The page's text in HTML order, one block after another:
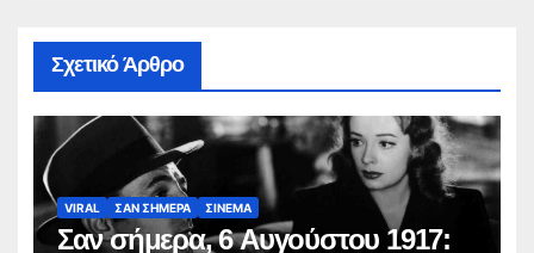
Σχετικό Άρθρο
VIRAL ΣΑΝ ΣΗΜΕΡΑ ΣΙΝΕΜΑ
Σαν σήμερα, 6 Αυγούστου 1917: